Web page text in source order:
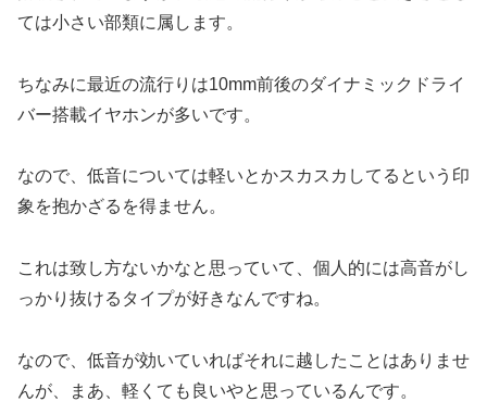
ては小さい部類に属します。
ちなみに最近の流行りは10mm前後のダイナミックドライ
バー搭載イヤホンが多いです。
なので、低音については軽いとかスカスカしてるという印
象を抱かざるを得ません。
これは致し方ないかなと思っていて、個人的には高音がし
っかり抜けるタイプが好きなんですね。
なので、低音が効いていればそれに越したことはありませ
んが、まあ、軽くても良いやと思っているんです。